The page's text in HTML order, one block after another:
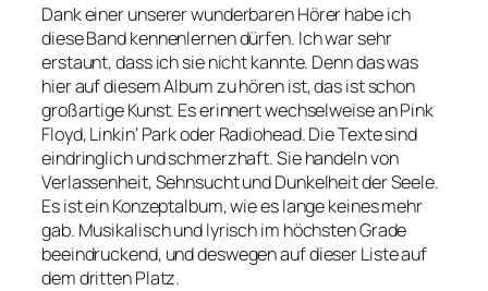
Dank einer unserer wunderbaren Hörer habe ich
diese Band kennenlernen dürfen. Ich war sehr
erstaunt, dass ich sie nicht kannte. Denn das was
hier auf diesem Album zu hören ist, das ist schon
großartige Kunst. Es erinnert wechselweise an Pink
Floyd, Linkin‘ Park oder Radiohead. Die Texte sind
eindringlich und schmerzhaft. Sie handeln von
Verlassenheit, Sehnsucht und Dunkelheit der Seele.
Es ist ein Konzeptalbum, wie es lange keines mehr
gab. Musikalisch und lyrisch im höchsten Grade
beeindruckend, und deswegen auf dieser Liste auf
dem dritten Platz.